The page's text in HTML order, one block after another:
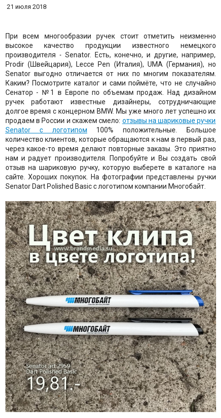
21 июля 2018
При всем многообразии ручек стоит отметить неизменно
высокое качество продукции известного немецкого
производителя - Senator. Есть, конечно, и другие, например,
Prodir (Швейцария), Lecce Pen (Италия), UMA (Германия), но
Senator выгодно отличается от них по многим показателям.
Каким? Посмотрите каталог и сами поймёте, что не случайно
Сенатор - №1 в Европе по объемам продаж. Над дизайном
ручек работают известные дизайнеры, сотрудничающие
долгое время с концерном BMW. Мы уже много лет успешно их
продаем в России и скажем смело: отзывы на шариковые ручки
Senator с логотипом 100% положительные. Большое
количество клиентов, которые обращаются к нам в первый раз,
через какое-то время делают повторные заказы. Это приятно
нам и радует производителя. Попробуйте и Вы создать свой
отзыв на шариковую ручку, которую выберете в каталоге на
сайте. Хороших покупок. На фотографии представлены ручки
Senator Dart Polished Basic с логотипом компании Многобайт.